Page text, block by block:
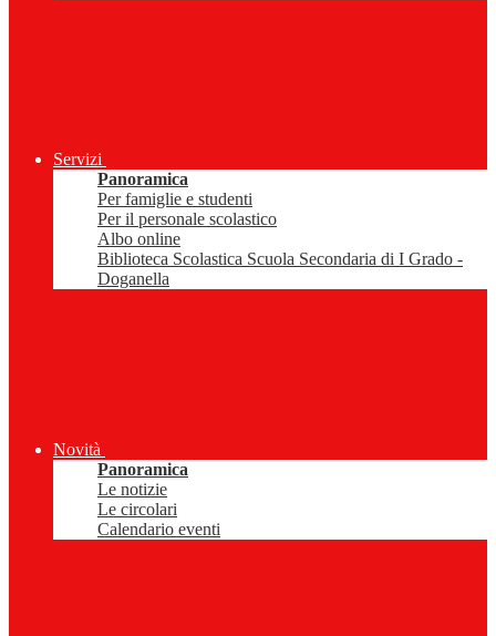
Servizi
Panoramica
Per famiglie e studenti
Per il personale scolastico
Albo online
Biblioteca Scolastica Scuola Secondaria di I Grado -
Doganella
Novità
Panoramica
Le notizie
Le circolari
Calendario eventi